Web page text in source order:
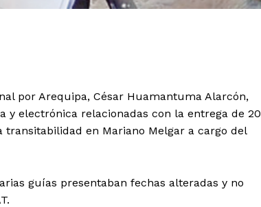
por Arequipa, César Huamantuma Alarcón,
y electrónica relacionadas con la entrega de 20
en Mariano Melgar a cargo del
guías presentaban fechas alteradas y no